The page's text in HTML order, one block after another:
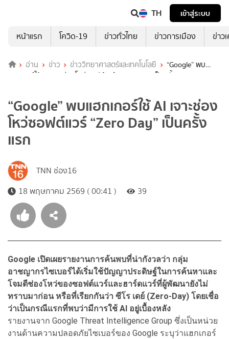
TH
เข้าสู่ระบบ
หน้าแรก
โควิด-19 ข่าวทั่วไทย ข่าวการเมือง ข่าว
อ่าน ข่าว ข่าววิทยาศาสตร์และเทคโนโลยี
“Google” พบ
แฮกเกอร์ใช้ AI เจาะช่องโหว่ซอฟต์แวร์ “Zero Day” เป็นครั้งแรก
“Google” พบแฮกเกอร์ใช้ AI เจาะช่อง
โหว่ซอฟต์แวร์ “Zero Day” เป็นครั้ง
แรก
TNN ช่อง16
18 พฤษภาคม 2569 ( 00:41 )
39
Google เปิดเผยรายงานการค้นพบที่น่ากังวลว่า กลุ่ม
อาชญากรไซเบอร์ได้เริ่มใช้ปัญญาประดิษฐ์ในการค้นหาและ
โจมตีช่องโหว่ของซอฟต์แวร์และฮาร์ดแวร์ที่ผู้พัฒนายังไม่
ทราบมาก่อน หรือที่เรียกกันว่า ซีโร เดย์ (Zero-Day) โดยเชื่อ
ว่าเป็นกรณีแรกที่พบว่ามีการใช้ AI อยู่เบื้องหลัง
รายงานจาก Google Threat Intelligence Group ซึ่งเป็นหน่วย
งานด้านความปลอดภัยไซเบอร์ของ Google ระบุว่าแฮกเกอร์